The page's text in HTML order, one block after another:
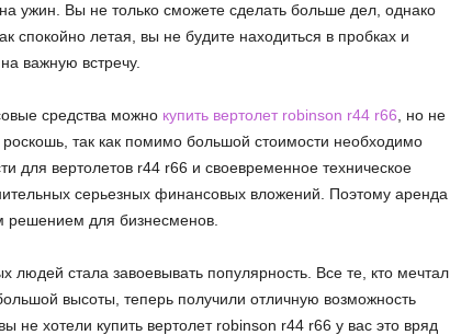
ужин. Вы не только сможете сделать больше дел, однако
спокойно летая, вы не будите находиться в пробках и
важную встречу.
средства можно купить вертолет robinson r44 r66 , но не
роскошь, так как помимо большой стоимости необходимо
для вертолетов r44 r66 и своевременное техническое
серьезных финансовых вложений. Поэтому аренда
решением для бизнесменов.
людей стала завоевывать популярность. Все те, кто мечтал
высоты, теперь получили отличную возможность
не хотели купить вертолет robinson r44 r66 у вас это вряд